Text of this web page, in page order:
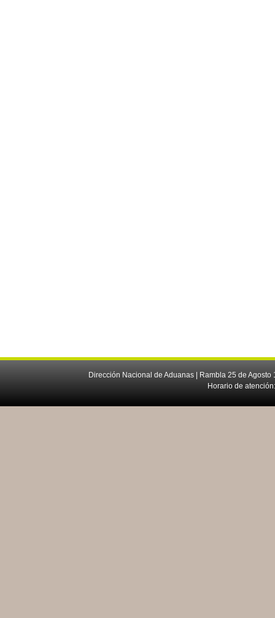
Dirección Nacional de Aduanas | Rambla 25 de
Horario de